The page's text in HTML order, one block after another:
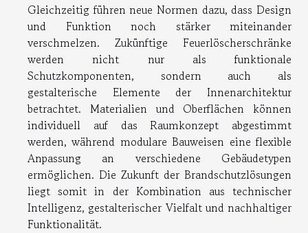
Gleichzeitig führen neue Normen dazu, dass Design
und Funktion noch stärker miteinander
verschmelzen. Zukünftige Feuerlöscherschränke
werden nicht nur als funktionale
Schutzkomponenten, sondern auch als
gestalterische Elemente der Innenarchitektur
betrachtet. Materialien und Oberflächen können
individuell auf das Raumkonzept abgestimmt
werden, während modulare Bauweisen eine flexible
Anpassung an verschiedene Gebäudetypen
ermöglichen. Die Zukunft der Brandschutzlösungen
liegt somit in der Kombination aus technischer
Intelligenz, gestalterischer Vielfalt und nachhaltiger
Funktionalität.